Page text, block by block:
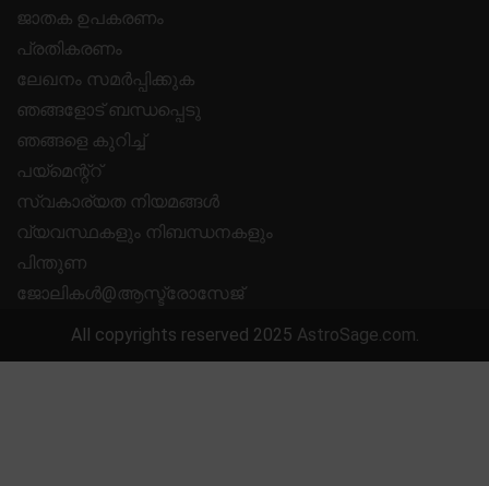
ജാതക ഉപകരണം
പ്രതികരണം
ലേഖനം സമർപ്പിക്കുക
ഞങ്ങളോട് ബന്ധപ്പെടു
ഞങ്ങളെ കുറിച്ച്
പയ്മെന്റ്റ്
സ്വകാര്യത നിയമങ്ങൾ
വ്യവസ്ഥകളും നിബന്ധനകളും
പിന്തുണ
ജോലികൾ@ആസ്ട്രോസേജ്
All copyrights reserved 2025 AstroSage.com.